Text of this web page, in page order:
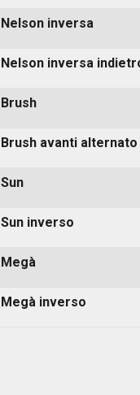
Nelson inversa
Nelson inversa
Brush
Brush avanti alternato
Sun
Sun inverso
Megà
Megà inverso